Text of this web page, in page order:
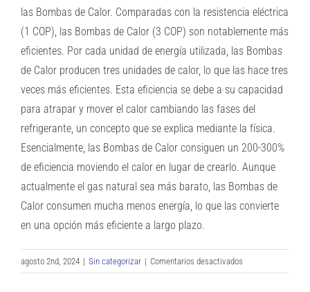
las Bombas de Calor. Comparadas con la resistencia eléctrica
(1 COP), las Bombas de Calor (3 COP) son notablemente más
eficientes. Por cada unidad de energía utilizada, las Bombas
de Calor producen tres unidades de calor, lo que las hace tres
veces más eficientes. Esta eficiencia se debe a su capacidad
para atrapar y mover el calor cambiando las fases del
refrigerante, un concepto que se explica mediante la física.
Esencialmente, las Bombas de Calor consiguen un 200-300%
de eficiencia moviendo el calor en lugar de crearlo. Aunque
actualmente el gas natural sea más barato, las Bombas de
Calor consumen mucha menos energía, lo que las convierte
en una opción más eficiente a largo plazo.
agosto 2nd, 2024 | Sin categorizar | Comentarios desactivados
Cómo